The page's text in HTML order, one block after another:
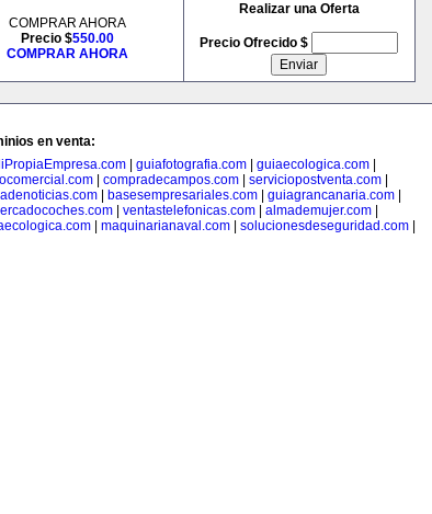
COMPRAR AHORA
Precio $550.00
COMPRAR AHORA
Realizar una Oferta
Precio Ofrecido $
en venta:
guiafotografia.com guiaecologica.com
| compradecampos.com| serviciopostventa.com|
| basesempresariales.com| guiagrancanaria.com|
| ventastelefonicas.com| almademujer.com|
| maquinarianaval.com| solucionesdeseguridad.com|